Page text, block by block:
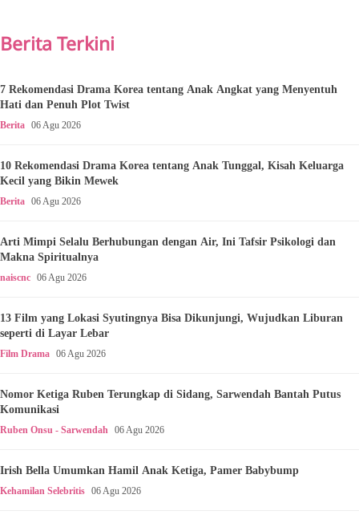
Berita Terkini
7 Rekomendasi Drama Korea tentang Anak Angkat yang Menyentuh
Hati dan Penuh Plot Twist
Berita 06 Agu 2026
10 Rekomendasi Drama Korea tentang Anak Tunggal, Kisah Keluarga
Kecil yang Bikin Mewek
Berita 06 Agu 2026
Arti Mimpi Selalu Berhubungan dengan Air, Ini Tafsir Psikologi dan
Makna Spiritualnya
naiscnc 06 Agu 2026
13 Film yang Lokasi Syutingnya Bisa Dikunjungi, Wujudkan Liburan
seperti di Layar Lebar
Film Drama 06 Agu 2026
Nomor Ketiga Ruben Terungkap di Sidang, Sarwendah Bantah Putus
Komunikasi
Ruben Onsu - Sarwendah 06 Agu 2026
Irish Bella Umumkan Hamil Anak Ketiga, Pamer Babybump
Kehamilan Selebritis 06 Agu 2026